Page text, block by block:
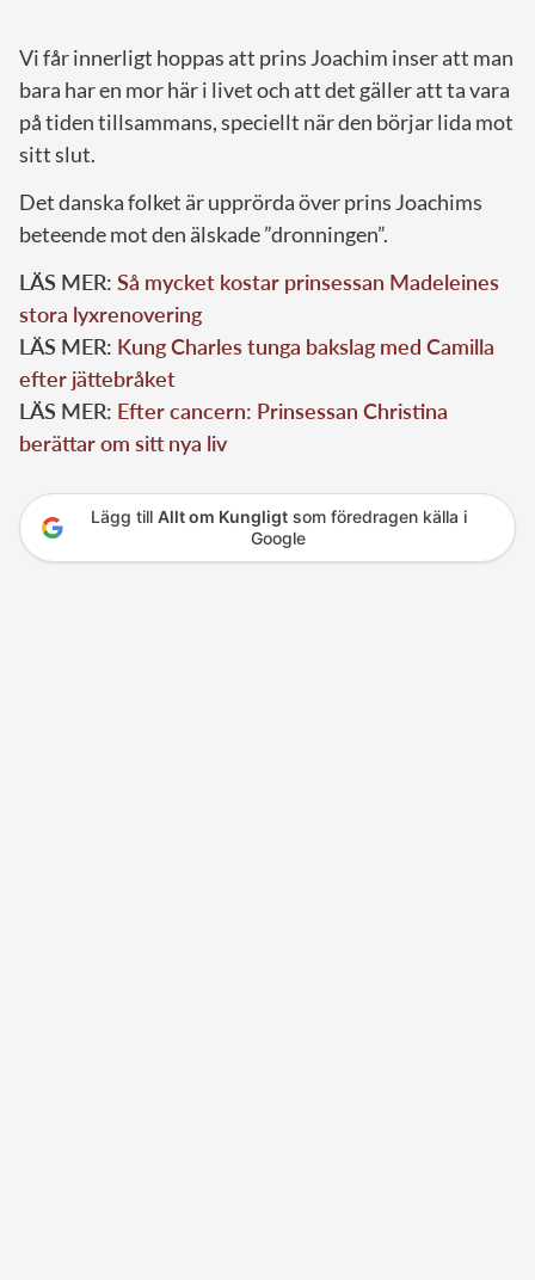
Vi får innerligt hoppas att prins Joachim inser att man
bara har en mor här i livet och att det gäller att ta vara
på tiden tillsammans, speciellt när den börjar lida mot
sitt slut.
Det danska folket är upprörda över prins Joachims
beteende mot den älskade ”dronningen”.
LÄS MER: Så mycket kostar prinsessan Madeleines
stora lyxrenovering
LÄS MER: Kung Charles tunga bakslag med Camilla
efter jättebråket
LÄS MER: Efter cancern: Prinsessan Christina
berättar om sitt nya liv
Lägg till Allt om Kungligtsom föredragen källa i
Google